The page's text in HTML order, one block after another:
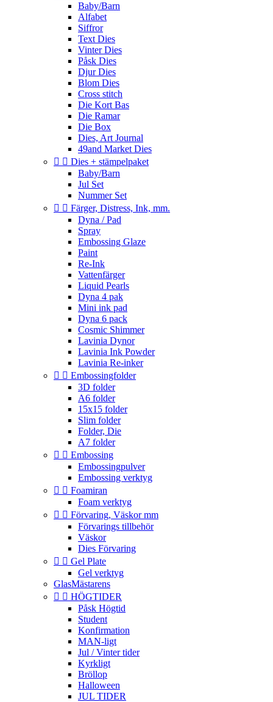
Baby/Barn
Alfabet
Siffror
Text Dies
Vinter Dies
Påsk Dies
Djur Dies
Blom Dies
Cross stitch
Die Kort Bas
Die Ramar
Die Box
Dies, Art Journal
49and Market Dies
  Dies + stämpelpaket
Baby/Barn
Jul Set
Nummer Set
  Färger, Distress, Ink, mm.
Dyna / Pad
Spray
Embossing Glaze
Paint
Re-Ink
Vattenfärger
Liquid Pearls
Dyna 4 pak
Mini ink pad
Dyna 6 pack
Cosmic Shimmer
Lavinia Dynor
Lavinia Ink Powder
Lavinia Re-inker
  Embossingfolder
3D folder
A6 folder
15x15 folder
Slim folder
Folder, Die
A7 folder
  Embossing
Embossingpulver
Embossing verktyg
  Foamiran
Foam verktyg
  Förvaring, Väskor mm
Förvarings tillbehör
Väskor
Dies Förvaring
  Gel Plate
Gel verktyg
GlasMästarens
  HÖGTIDER
Påsk Högtid
Student
Konfirmation
MAN-ligt
Jul / Vinter tider
Kyrkligt
Bröllop
Halloween
JUL TIDER